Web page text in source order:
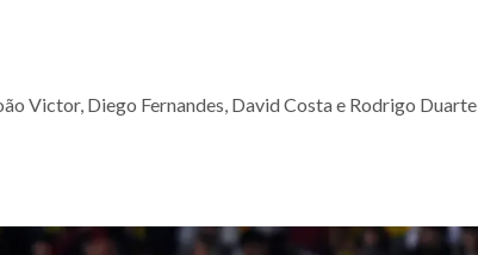
Victor, Diego Fernandes, David Costa e Rodrigo Duarte